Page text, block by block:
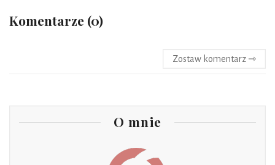
Komentarze (0)
Zostaw komentarz ⇾
O mnie